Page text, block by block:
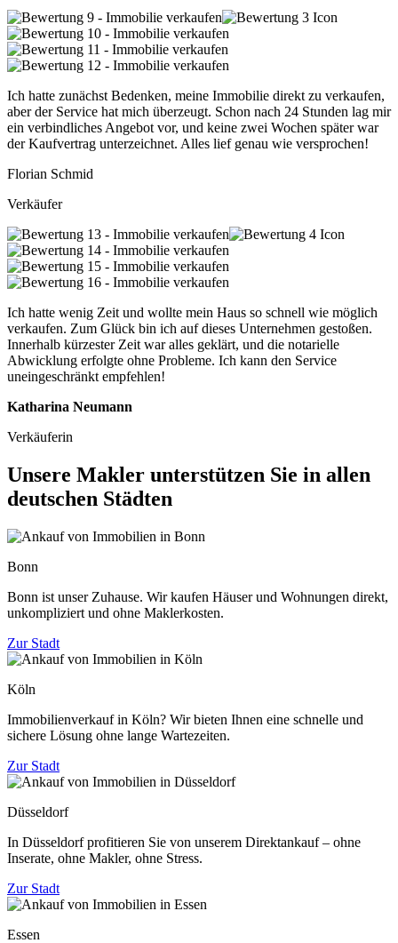
Ich hatte zunächst Bedenken, meine Immobilie direkt zu verkaufen,
aber der Service hat mich überzeugt. Schon nach 24 Stunden lag mir
ein verbindliches Angebot vor, und keine zwei Wochen später war
der Kaufvertrag unterzeichnet. Alles lief genau wie versprochen!
Florian Schmid
Verkäufer
Ich hatte wenig Zeit und wollte mein Haus so schnell wie möglich
verkaufen. Zum Glück bin ich auf dieses Unternehmen gestoßen.
Innerhalb kürzester Zeit war alles geklärt, und die notarielle
Abwicklung erfolgte ohne Probleme. Ich kann den Service
uneingeschränkt empfehlen!
Katharina Neumann
Verkäuferin
Unsere Makler unterstützen Sie in allen
deutschen Städten
Bonn
Bonn ist unser Zuhause. Wir kaufen Häuser und Wohnungen direkt,
unkompliziert und ohne Maklerkosten.
Zur Stadt
Köln
Immobilienverkauf in Köln? Wir bieten Ihnen eine schnelle und
sichere Lösung ohne lange Wartezeiten.
Zur Stadt
Düsseldorf
In Düsseldorf profitieren Sie von unserem Direktankauf – ohne
Inserate, ohne Makler, ohne Stress.
Zur Stadt
Essen